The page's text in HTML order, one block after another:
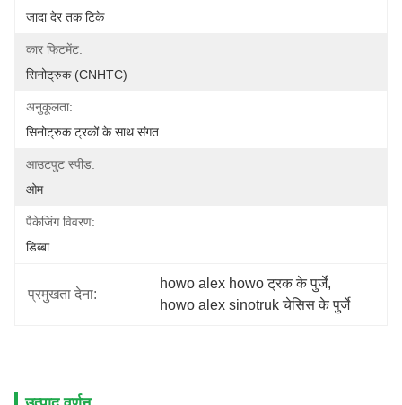
जादा देर तक टिके
कार फिटमेंट:
सिनोट्रुक (CNHTC)
अनुकूलता:
सिनोट्रुक ट्रकों के साथ संगत
आउटपुट स्पीड:
ओम
पैकेजिंग विवरण:
डिब्बा
प्रमुखता देना:
howo alex howo ट्रक के पुर्जे,
howo alex sinotruk चेसिस के पुर्जे